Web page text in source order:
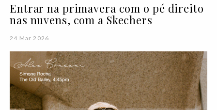
Entrar na primavera com o pé direito
nas nuvens, com a Skechers
24 Mar 2026